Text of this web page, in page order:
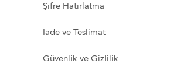
Şifre Hatırlatma
İade ve Teslimat
Güvenlik ve Gizlilik